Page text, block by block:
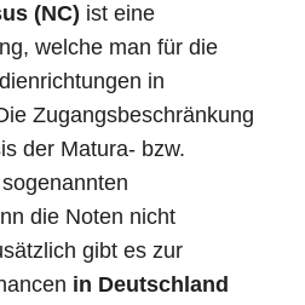
(NC) ist eine
welche man für die
in
Zugangsbeschränkung
der Matura- bzw.
die Noten nicht
gibt es zur
in Deutschland